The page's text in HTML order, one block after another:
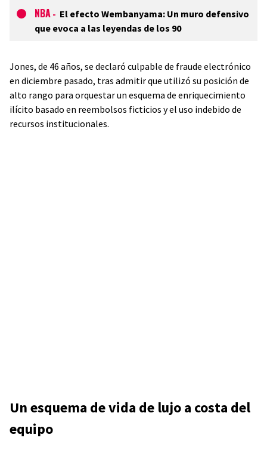
NBA - El efecto Wembanyama: Un muro defensivo
que evoca a las leyendas de los 90
Jones, de 46 años, se declaró culpable de fraude electrónico
en diciembre pasado, tras admitir que utilizó su posición de
alto rango para orquestar un esquema de enriquecimiento
ilícito basado en reembolsos ficticios y el uso indebido de
recursos institucionales.
Un esquema de vida de lujo a costa del
equipo